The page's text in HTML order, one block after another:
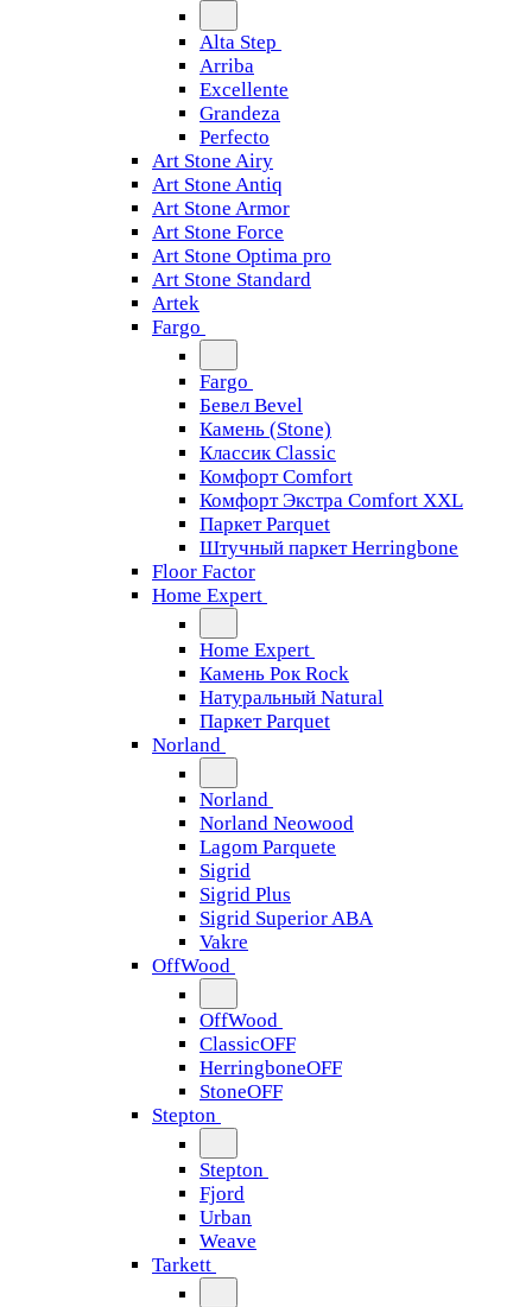
Alta Step
Arriba
Excellente
Grandeza
Perfecto
Art Stone Airy
Art Stone Antiq
Art Stone Armor
Art Stone Force
Art Stone Optima pro
Art Stone Standard
Artek
Fargo
Fargo
Бевел Bevel
Камень (Stone)
Классик Classic
Комфорт Comfort
Комфорт Экстра Comfort XXL
Паркет Parquet
Штучный паркет Herringbone
Floor Factor
Home Expert
Home Expert
Камень Рок Rock
Натуральный Natural
Паркет Parquet
Norland
Norland
Norland Neowood
Lagom Parquete
Sigrid
Sigrid Plus
Sigrid Superior ABA
Vakre
OffWood
OffWood
ClassicOFF
HerringboneOFF
StoneOFF
Stepton
Stepton
Fjord
Urban
Weave
Tarkett